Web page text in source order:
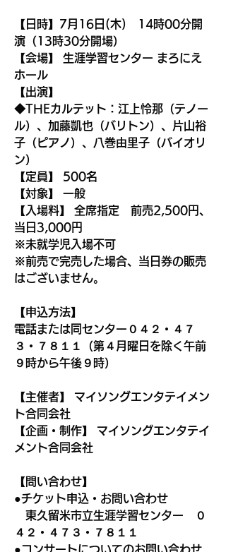
【日時】7月16日(木)　14時00分開
演（13時30分開場）
【会場】 生涯学習センター まろにえ
ホール
【出演】
◆THEカルテット：江上怜那（テノー
ル）、加藤凱也（バリトン）、片山裕
子（ピアノ）、八巻由里子（バイオリ
ン）
【定員】 500名
【対象】 一般
【入場料】 全席指定　前売2,500円、
当日3,000円
※未就学児入場不可
※前売で完売した場合、当日券の販売
はございません。
【申込方法】
電話または同センター０４２・４７
３・７８１１（第４月曜日を除く午前
９時から午後９時）
【主催者】 マイソングエンタテイメン
ト合同会社
【企画・制作】 マイソングエンタテイ
メント合同会社
【問い合わせ】
●チケット申込・お問い合わせ
東久留米市立生涯学習センター　０
４２・４７３・７８１１
●コンサートについてのお問い合わせ